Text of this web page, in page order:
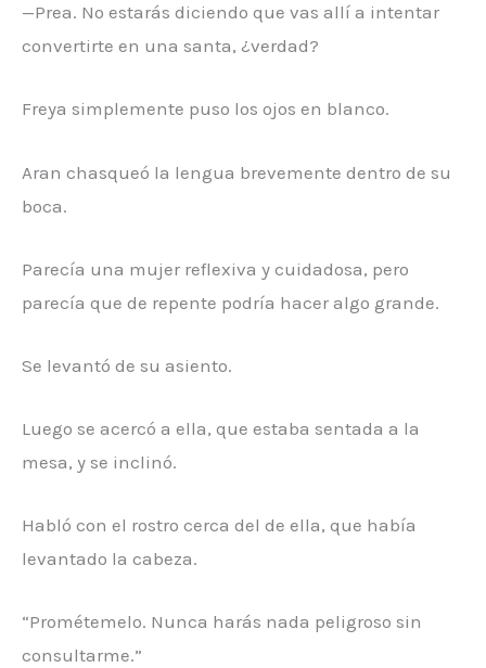
—Prea. No estarás diciendo que vas allí a intentar
convertirte en una santa, ¿verdad?
Freya simplemente puso los ojos en blanco.
Aran chasqueó la lengua brevemente dentro de su
boca.
Parecía una mujer reflexiva y cuidadosa, pero
parecía que de repente podría hacer algo grande.
Se levantó de su asiento.
Luego se acercó a ella, que estaba sentada a la
mesa, y se inclinó.
Habló con el rostro cerca del de ella, que había
levantado la cabeza.
“Prométemelo. Nunca harás nada peligroso sin
consultarme.”